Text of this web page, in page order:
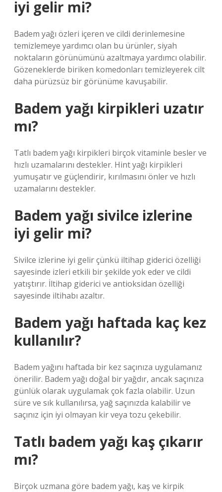
iyi gelir mi?
Badem yağı özleri içeren ve cildi derinlemesine
temizlemeye yardımcı olan bu ürünler, siyah
noktaların görünümünü azaltmaya yardımcı olabilir.
Gözeneklerde biriken komedonları temizleyerek cilt
daha pürüzsüz bir görünüme kavuşabilir.
Badem yağı kirpikleri uzatır
mı?
Tatlı badem yağı kirpikleri birçok vitaminle besler ve
hızlı uzamalarını destekler. Hint yağı kirpikleri
yumuşatır ve güçlendirir, kırılmasını önler ve hızlı
uzamalarını destekler.
Badem yağı sivilce izlerine
iyi gelir mi?
Sivilce izlerine iyi gelir çünkü iltihap giderici özelliği
sayesinde izleri etkili bir şekilde yok eder ve cildi
yatıştırır. İltihap giderici ve antioksidan özelliği
sayesinde iltihabı azaltır.
Badem yağı haftada kaç kez
kullanılır?
Badem yağını haftada bir kez saçınıza uygulamanız
önerilir. Badem yağı doğal bir yağdır, ancak saçınıza
günlük olarak uygulamak çok fazla olabilir. Uzun
süre ve sık kullanılırsa, yağ saçınızda kalabilir ve
saçınız için iyi olmayan kir veya tozu çekebilir.
Tatlı badem yağı kaş çıkarır
mı?
Birçok uzmana göre badem yağı, kaş ve kirpik